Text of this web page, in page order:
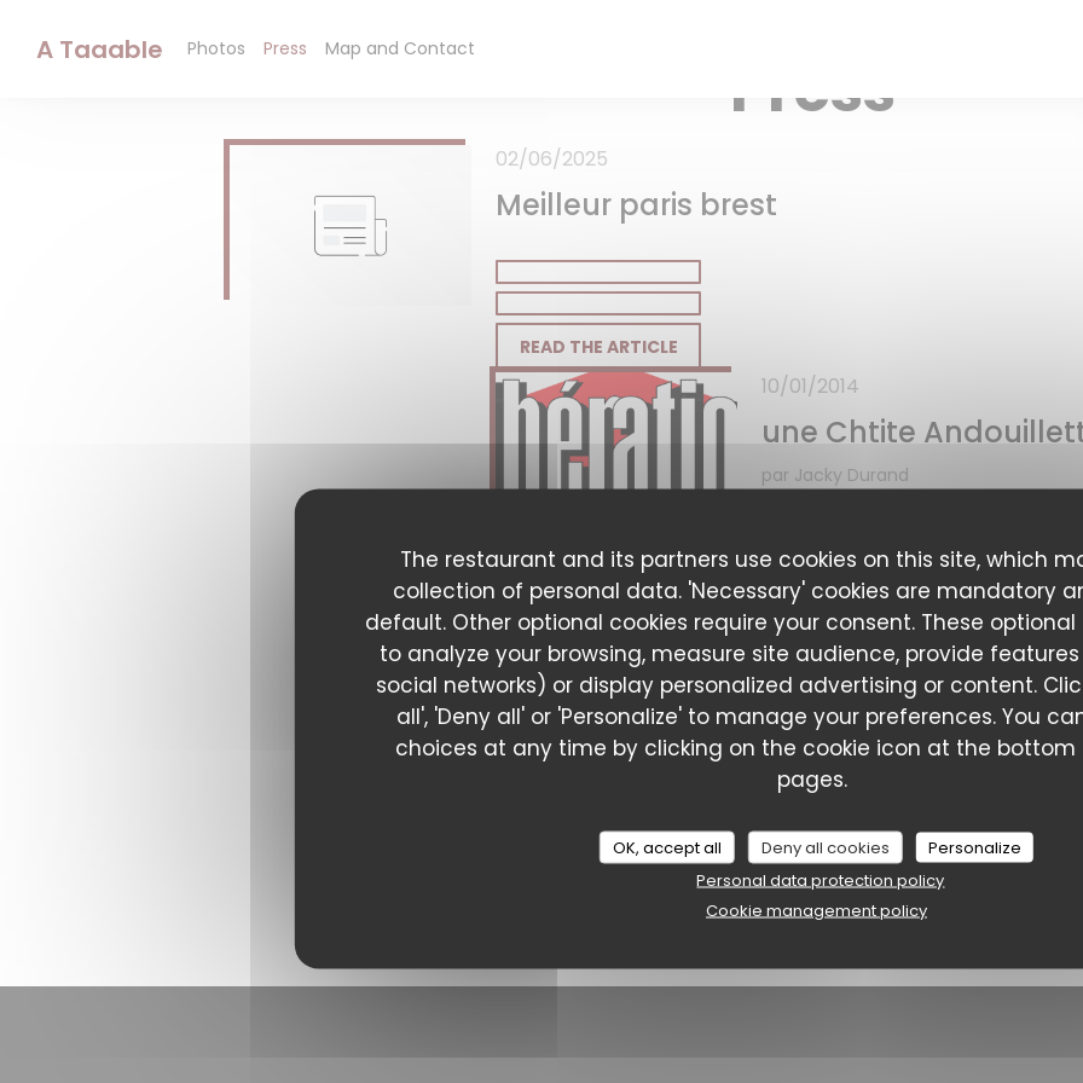
The restaurant and its partners use cookies on this site, which
collection of personal data. 'Necessary' cookies are mandatory
default. Other optional cookies require your consent. These optional
to analyze your browsing, measure site audience, provide
social networks) or display personalized advertising or content.
all', 'Deny all' or 'Personalize' to manage your preferences. You
choices at any time by clicking on the cookie icon at the
pages.
OK, accept all Deny all cookies
Personalize
Personal data protection policy
Cookie management policy
A Taaable Photos Press Map and Contact Press
Meilleur paris brest
02/06/2025
READ THE ARTICLE((OPENS IN A NEW WINDOW))
une Chtite
10/01/2014
par Jacky Durand
Il n’est jamais trop tard pour faire
l’année 2013, autour de midi, on
de la rue de Gand à Lille, quand
trouver refuge dans un resto pas
la carte, on a déniché une
qui a débarqué comme un petit
corsé et deux belles échalotes
gironde s’est révélée un grand
et fondantes relevées par
A table, vite !
A Taaable